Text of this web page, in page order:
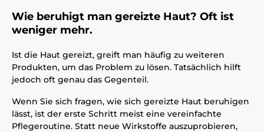
Wie beruhigt man gereizte Haut? Oft ist
weniger mehr.
Ist die Haut gereizt, greift man häufig zu weiteren
Produkten, um das Problem zu lösen. Tatsächlich hilft
jedoch oft genau das Gegenteil.
Wenn Sie sich fragen, wie sich gereizte Haut beruhigen
lässt, ist der erste Schritt meist eine vereinfachte
Pflegeroutine. Statt neue Wirkstoffe auszuprobieren,